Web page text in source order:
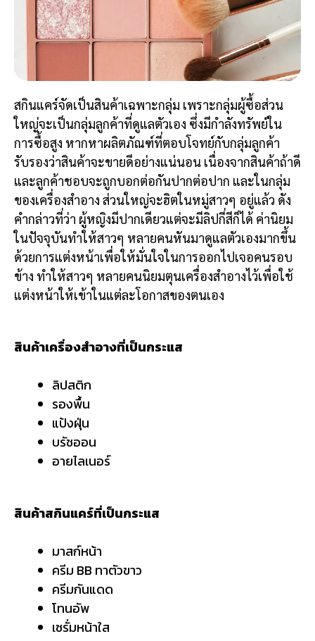
สกินแคร์จัดเป็นสินค้าเฉพาะกลุ่ม เพราะกลุ่มผู้ซื้อส่วน
ใหญ่จะเป็นกลุ่มลูกค้าที่ดูแลตัวเอง ซึ่งมีกำลังทรัพย์ใน
การซื้อสูง หากหาผลิตภัณฑ์ที่ตอบโจทย์กับกลุ่มลูกค้า
รับรองว่าสินค้าจะขายดีอย่างแน่นอน เนื่องจากสินค้าถ้าดี
และลูกค้าชอบจะถูกบอกต่อกันปากต่อปาก และในกลุ่ม
ของเครื่องสำอาง ส่วนใหญ่จะฮิตในหมู่สาวๆ อยู่แล้ว ดัง
คำกล่าวที่ว่า ผู้หญิงมีปากเดียวแต่จะมีลิปกี่สีก็ได้ ค่านิยม
ในปัจจุบันทำให้สาวๆ หลายคนหันมาดูแลตัวเองมากขึ้น
ด้วยการแต่งหน้าเพื่อให้มั่นใจในการออกไปเจอคนรอบ
ข้าง ทำให้สาวๆ หลายคนนิยมตุนเครื่องสำอางไว้เพื่อใช้
แต่งหน้าให้เข้าในแต่ละโอกาสของตนเอง
สินค้าเครื่องสำอางที่เป็นกระแส
ลิปสติก
รองพื้น
แป้งฝุ่น
บรัชออน
อายไลเนอร์
สินค้าสกินแคร์ที่เป็นกระแส
มาสก์หน้า
ครีม BB ทาตัวขาว
ครีมกันแดด
โทนอัพ
เซรั่มหน้าใส